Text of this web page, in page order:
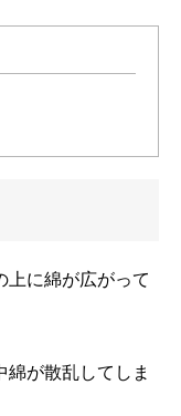
上に綿が広がって
が散乱してしま